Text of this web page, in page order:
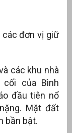
các đơn vị giữ
các khu nhà
của Bình
đầu tiên nổ
Mặt đất
bần bật.